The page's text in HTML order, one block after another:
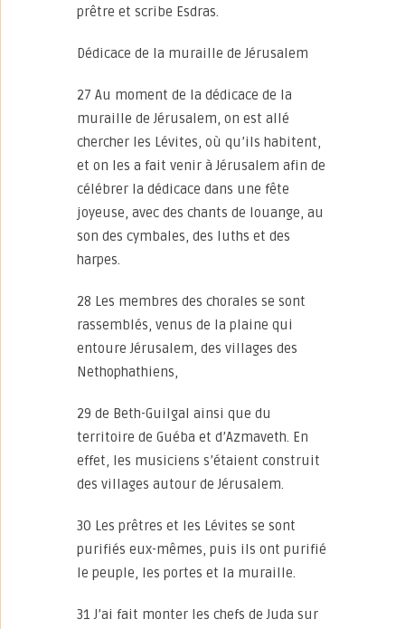
prêtre et scribe Esdras.
Dédicace de la muraille de Jérusalem
27 Au moment de la dédicace de la
muraille de Jérusalem, on est allé
chercher les Lévites, où qu’ils habitent,
et on les a fait venir à Jérusalem afin de
célébrer la dédicace dans une fête
joyeuse, avec des chants de louange, au
son des cymbales, des luths et des
harpes.
28 Les membres des chorales se sont
rassemblés, venus de la plaine qui
entoure Jérusalem, des villages des
Nethophathiens,
29 de Beth-Guilgal ainsi que du
territoire de Guéba et d’Azmaveth. En
effet, les musiciens s’étaient construit
des villages autour de Jérusalem.
30 Les prêtres et les Lévites se sont
purifiés eux-mêmes, puis ils ont purifié
le peuple, les portes et la muraille.
31 J’ai fait monter les chefs de Juda sur